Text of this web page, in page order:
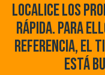
LOCALICE LOS
RÁPIDA. PARA
REFERENCIA, EL
ESTÁ